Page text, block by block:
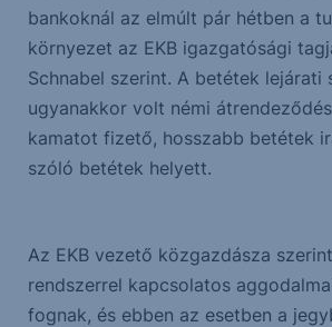
bankoknál az elmúlt pár hétben a
környezet az EKB igazgatósági
Schnabel szerint. A betétek lejárati
ugyanakkor volt némi
kamatot fizető, hosszabb betétek
szóló betétek helyett.
Az EKB vezető közgazdásza
rendszerrel kapcsolatos
fognak, és ebben az esetben a